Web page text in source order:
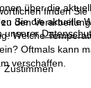
finden Sie
den
unserer
Zustimmen
über die
Sie die aktuelle
Welche
Oftmals kann
verschaffen.